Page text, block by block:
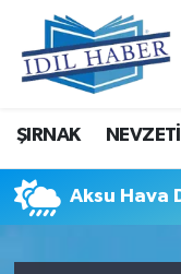
ŞIRNAK
Aksu Hava
Nöbetçi
Hava Durumu
Trafik Durumu